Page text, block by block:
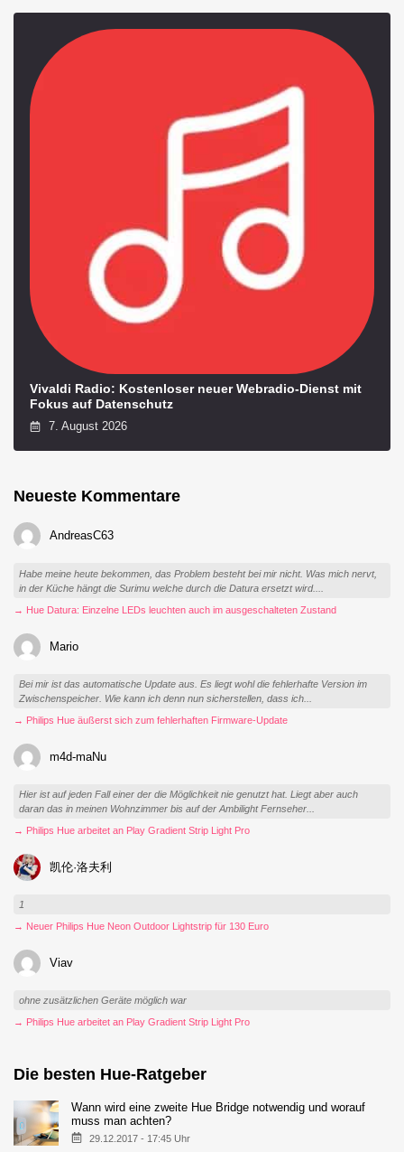
Vivaldi Radio: Kostenloser neuer Webradio-Dienst mit
Fokus auf Datenschutz
7. August 2026
Neueste Kommentare
AndreasC63
Habe meine heute bekommen, das Problem besteht bei mir nicht. Was mich nervt,
in der Küche hängt die Surimu welche durch die Datura ersetzt wird....
→ Hue Datura: Einzelne LEDs leuchten auch im ausgeschalteten Zustand
Mario
Bei mir ist das automatische Update aus. Es liegt wohl die fehlerhafte Version im
Zwischenspeicher. Wie kann ich denn nun sicherstellen, dass ich...
→ Philips Hue äußerst sich zum fehlerhaften Firmware-Update
m4d-maNu
Hier ist auf jeden Fall einer der die Möglichkeit nie genutzt hat. Liegt aber auch
daran das in meinen Wohnzimmer bis auf der Ambilight Fernseher...
→ Philips Hue arbeitet an Play Gradient Strip Light Pro
凯伦·洛夫利
1
→ Neuer Philips Hue Neon Outdoor Lightstrip für 130 Euro
Viav
ohne zusätzlichen Geräte möglich war
→ Philips Hue arbeitet an Play Gradient Strip Light Pro
Die besten Hue-Ratgeber
Wann wird eine zweite Hue Bridge notwendig und worauf
muss man achten?
29.12.2017 - 17:45 Uhr